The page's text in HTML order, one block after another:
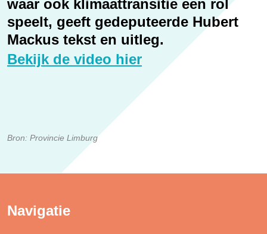
waar ook klimaattransitie een rol
speelt, geeft gedeputeerde Hubert
Mackus tekst en uitleg.
Bekijk de video hier
Bron: Provincie Limburg
Navigatie